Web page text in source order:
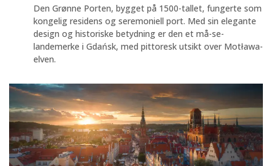
Den Grønne Porten, bygget på 1500-tallet, fungerte som
kongelig residens og seremoniell port. Med sin elegante
design og historiske betydning er den et må-se-
landemerke i Gdańsk, med pittoresk utsikt over Motława-
elven.